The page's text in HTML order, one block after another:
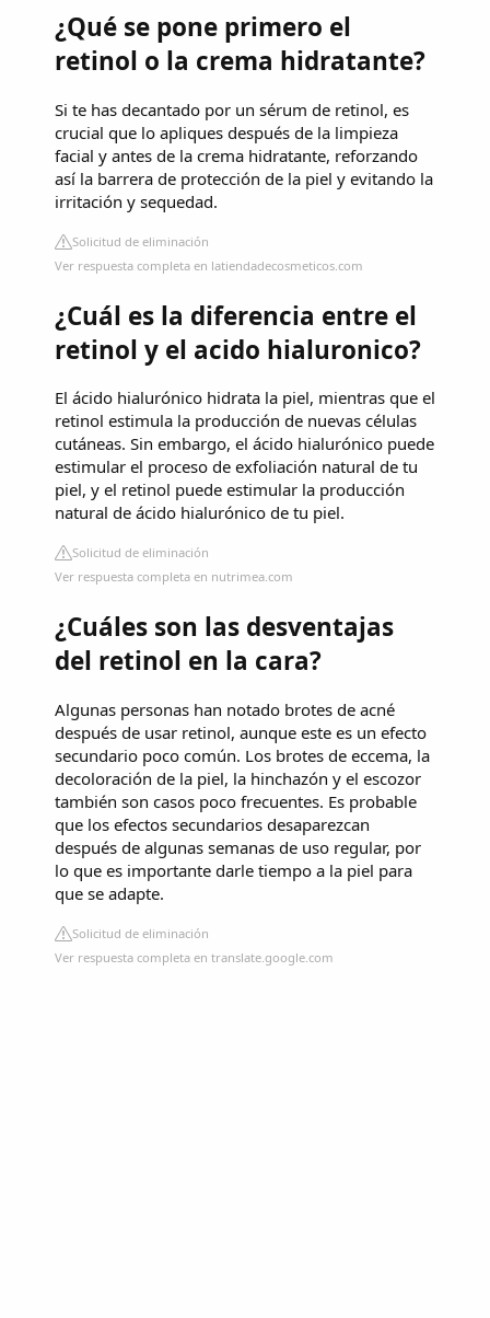
¿Qué se pone primero el
retinol o la crema hidratante?
Si te has decantado por un sérum de retinol, es
crucial que lo apliques después de la limpieza
facial y antes de la crema hidratante, reforzando
así la barrera de protección de la piel y evitando la
irritación y sequedad.
Solicitud de eliminación
Ver respuesta completa en latiendadecosmeticos.com
¿Cuál es la diferencia entre el
retinol y el acido hialuronico?
El ácido hialurónico hidrata la piel, mientras que el
retinol estimula la producción de nuevas células
cutáneas. Sin embargo, el ácido hialurónico puede
estimular el proceso de exfoliación natural de tu
piel, y el retinol puede estimular la producción
natural de ácido hialurónico de tu piel.
Solicitud de eliminación
Ver respuesta completa en nutrimea.com
¿Cuáles son las desventajas
del retinol en la cara?
Algunas personas han notado brotes de acné
después de usar retinol, aunque este es un efecto
secundario poco común. Los brotes de eccema, la
decoloración de la piel, la hinchazón y el escozor
también son casos poco frecuentes. Es probable
que los efectos secundarios desaparezcan
después de algunas semanas de uso regular, por
lo que es importante darle tiempo a la piel para
que se adapte.
Solicitud de eliminación
Ver respuesta completa en translate.google.com